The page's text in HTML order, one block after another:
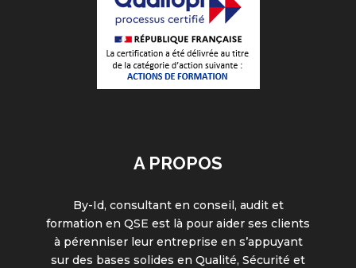
A PROPOS
By-Id, consultant en conseil, audit et
formation en QSE est là pour aider ses clients
à pérenniser leur entreprise en s’appuyant
sur des bases solides en Qualité, Sécurité et